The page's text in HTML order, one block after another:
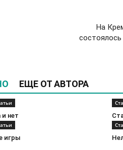
На
ЕЩЕ ОТ АВТОРА
и нет
игры